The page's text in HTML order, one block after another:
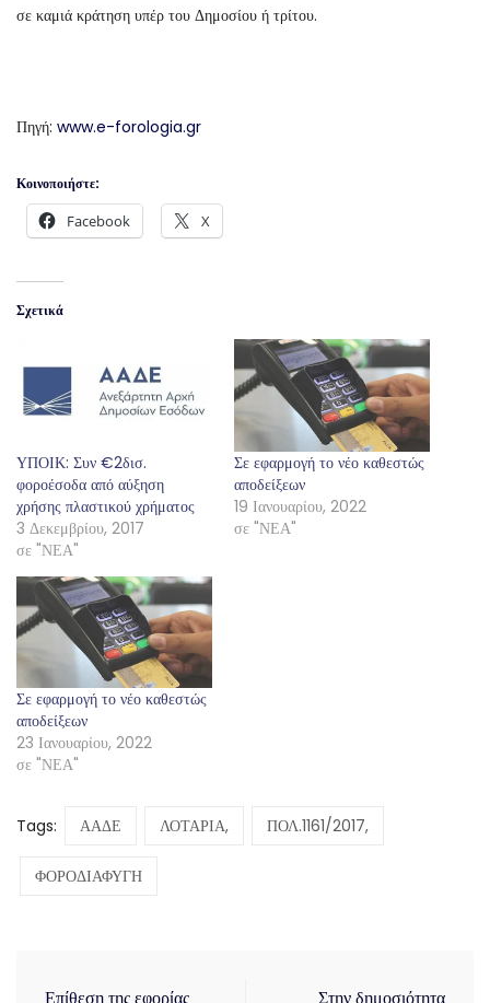
σε καμιά κράτηση υπέρ του Δημοσίου ή τρίτου.
Πηγή: www.e-forologia.gr
Κοινοποιήστε:
Facebook X
Σχετικά
ΥΠΟΙΚ: Συν €2δισ.
φοροέσοδα από αύξηση
χρήσης πλαστικού χρήματος
3 Δεκεμβρίου, 2017
σε "ΝΕΑ"
Σε εφαρμογή το νέο καθεστώς
αποδείξεων
19 Ιανουαρίου, 2022
σε "ΝΕΑ"
Σε εφαρμογή το νέο καθεστώς
αποδείξεων
23 Ιανουαρίου, 2022
σε "ΝΕΑ"
Tags: ΑΑΔΕ ΛΟΤΑΡΙΑ, ΠΟΛ.1161/2017,
ΦΟΡΟΔΙΑΦΥΓΗ
Επίθεση της εφορίας Στην δημοσιότητα